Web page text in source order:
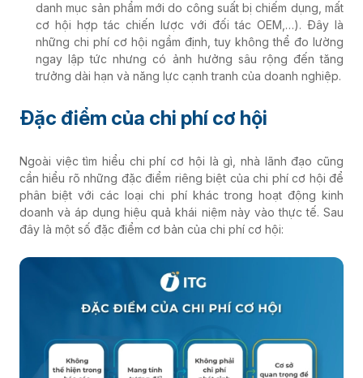
danh mục sản phẩm mới do công suất bị chiếm dụng, mất
cơ hội hợp tác chiến lược với đối tác OEM,…). Đây là
những chi phí cơ hội ngầm định, tuy không thể đo lường
ngay lập tức nhưng có ảnh hưởng sâu rộng đến tăng
trưởng dài hạn và năng lực cạnh tranh của doanh nghiệp.
Đặc điểm của chi phí cơ hội
Ngoài việc tìm hiểu chi phí cơ hội là gì, nhà lãnh đạo cũng
cần hiểu rõ những đặc điểm riêng biệt của chi phí cơ hội để
phân biệt với các loại chi phí khác trong hoạt động kinh
doanh và áp dụng hiệu quả khái niệm này vào thực tế. Sau
đây là một số đặc điểm cơ bản của chi phí cơ hội: